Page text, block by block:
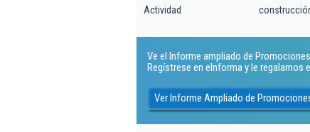
Actividad
Ve el Informe ampliado de
Regístrese en eInforma y le regalamos
Ver Informe Ampliado de